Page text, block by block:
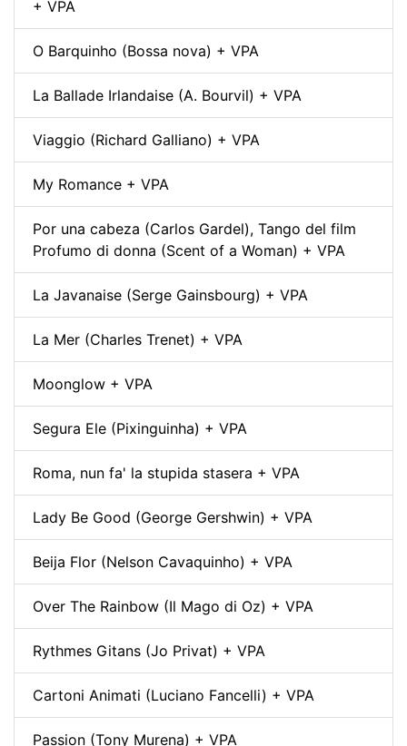
+ VPA
O Barquinho (Bossa nova) + VPA
La Ballade Irlandaise (A. Bourvil) + VPA
Viaggio (Richard Galliano) + VPA
My Romance + VPA
Por una cabeza (Carlos Gardel), Tango del film
Profumo di donna (Scent of a Woman) + VPA
La Javanaise (Serge Gainsbourg) + VPA
La Mer (Charles Trenet) + VPA
Moonglow + VPA
Segura Ele (Pixinguinha) + VPA
Roma, nun fa' la stupida stasera + VPA
Lady Be Good (George Gershwin) + VPA
Beija Flor (Nelson Cavaquinho) + VPA
Over The Rainbow (Il Mago di Oz) + VPA
Rythmes Gitans (Jo Privat) + VPA
Cartoni Animati (Luciano Fancelli) + VPA
Passion (Tony Murena) + VPA